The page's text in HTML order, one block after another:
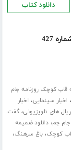
دانلود کتاب
427
کوچک روزنامه جام
، اخبار سینمایی، اخبار
های تلویزیونی،گفت
جم،دانلود ضمیمه
کوچک،باغ سرهنگ،